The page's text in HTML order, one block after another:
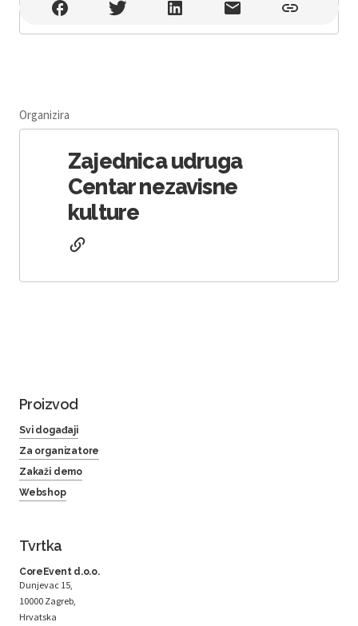
Polivalentna dvorana Providurove palače , Zadar
Organizira
Zajednica udruga
Centar nezavisne
kulture
Proizvod
Svi događaji
Za organizatore
Zakaži demo
Webshop
Tvrtka
CoreEvent d.o.o.
Dunjevac 15,
10000 Zagreb,
Hrvatska